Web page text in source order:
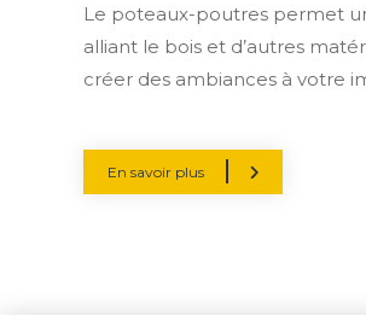
Le poteaux-poutres permet
alliant le bois et d’autres
créer des ambiances à votre
En savoir plus